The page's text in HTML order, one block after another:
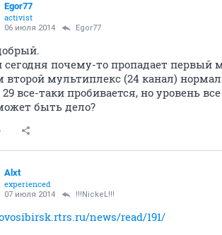
Egor77
activist
06 июля 2014 Egor77
сегодня почему-то пропадает первый
мультиплекс (24 канал)
все-таки пробивается, но уровень
быть дело?
Alxt
experienced
07 июля 2014 !!!NickeL!!!
news/read/191/